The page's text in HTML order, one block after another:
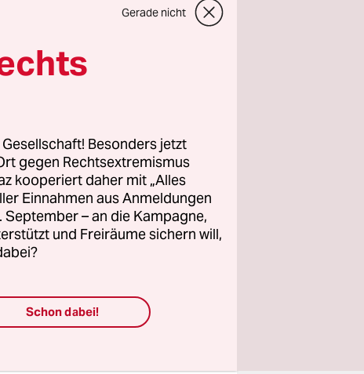
taz und
öffentlicher
Themen
und
Gerade nicht
Besonders jetzt
gegen Rechtsextremismus
kooperiert daher mit „Alles
Einnahmen aus Anmeldungen
September – an die Kampagne,
und Freiräume sichern will,
Schon dabei!